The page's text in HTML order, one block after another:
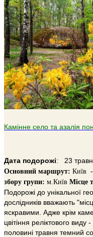
Камінне село та азалія
Дата подорожі: 23
Основний маршрут: Київ -
збору групи: м.Київ Місце
Подорожі до унікальної
дослідників вважають
яскравими. Адже крім
цвітіння реліктового виду
половині травня темний